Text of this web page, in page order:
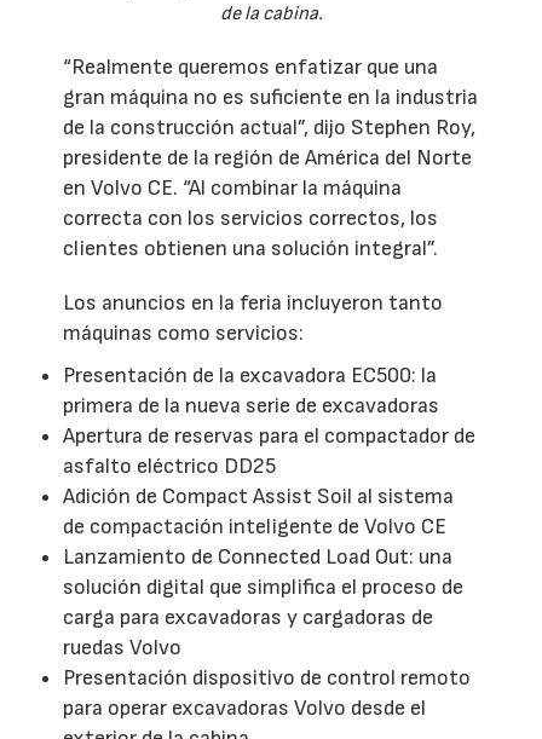
de la cabina.
“Realmente queremos enfatizar que una
gran máquina no es suficiente en la industria
de la construcción actual”, dijo Stephen Roy,
presidente de la región de América del Norte
en Volvo CE. “Al combinar la máquina
correcta con los servicios correctos, los
clientes obtienen una solución integral”.
Los anuncios en la feria incluyeron tanto
máquinas como servicios:
Presentación de la excavadora EC500: la
primera de la nueva serie de excavadoras
Apertura de reservas para el compactador de
asfalto eléctrico DD25
Adición de Compact Assist Soil al sistema
de compactación inteligente de Volvo CE
Lanzamiento de Connected Load Out: una
solución digital que simplifica el proceso de
carga para excavadoras y cargadoras de
ruedas Volvo
Presentación dispositivo de control remoto
para operar excavadoras Volvo desde el